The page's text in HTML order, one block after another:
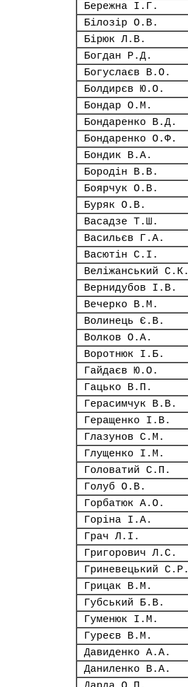
Бережна І.Г.
Білозір О.В.
Бірюк Л.В.
Богдан Р.Д.
Богуслаєв В.О.
Болдирєв Ю.О.
Бондар О.М.
Бондаренко В.Д.
Бондаренко О.Ф.
Бондик В.А.
Бородін В.В.
Боярчук О.В.
Буряк О.В.
Васадзе Т.Ш.
Васильєв Г.А.
Васютін С.І.
Веліжанський С.К.
Вернидубов І.В.
Вечерко В.М.
Волинець Є.В.
Волков О.А.
Воротнюк І.Б.
Гайдаєв Ю.О.
Гацько В.П.
Герасимчук В.В.
Геращенко І.В.
Глазунов С.М.
Глущенко І.М.
Головатий С.П.
Голуб О.В.
Горбатюк А.О.
Горіна І.А.
Грач Л.І.
Григорович Л.С.
Гриневецький С.Р.
Грицак В.М.
Губський Б.В.
Гуменюк І.М.
Гуреєв В.М.
Давиденко А.А.
Даниленко В.А.